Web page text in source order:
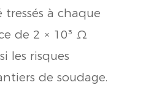
à chaque
de 2 × 10³ Ω
les risques
de soudage.